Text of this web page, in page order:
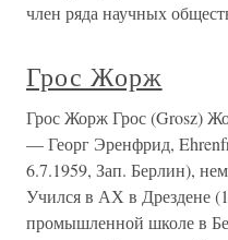
член ряда научных
Грос Жорж
Грос Жорж Грос (Grosz)
— Георг Эренфрид,
6.7.1959, Зап. Берлин),
Учился в АХ в Дрездене
промышленной школе в